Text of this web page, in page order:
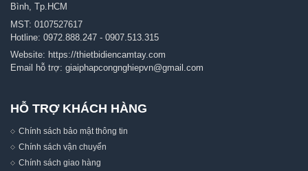
Bình, Tp.HCM
MST: 0107527617
Hotline: 0972.888.247 - 0907.513.315
Website: https://thietbidiencamtay.com
Email hỗ trợ: giaiphapcongnghiepvn@gmail.com
HỖ TRỢ KHÁCH HÀNG
Chính sách bảo mật thông tin
Chính sách vận chuyển
Chính sách giao hàng